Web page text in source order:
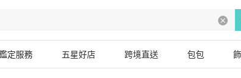
定服務 五星好店 跨境直送 包包